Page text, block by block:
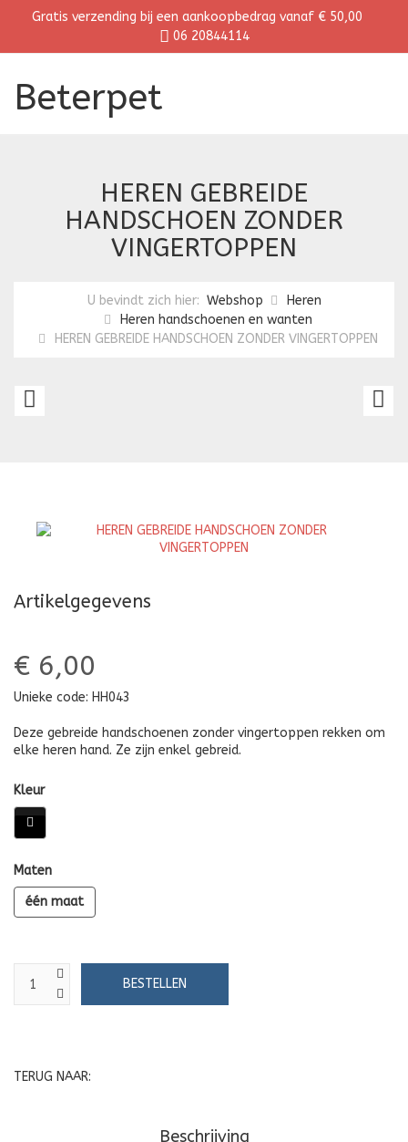
Gratis verzending bij een aankoopbedrag vanaf € 50,00
06 20844114
Beterpet
HEREN GEBREIDE
HANDSCHOEN ZONDER
VINGERTOPPEN
U bevindt zich hier: Webshop
Heren
Heren handschoenen en wanten
HEREN GEBREIDE HANDSCHOEN ZONDER VINGERTOPPEN
Artikelgegevens
€ 6,00
Unieke code: HH043
Deze gebreide handschoenen zonder vingertoppen rekken om
elke heren hand. Ze zijn enkel gebreid.
Kleur
Maten
één maat
TERUG NAAR:
Beschrijving